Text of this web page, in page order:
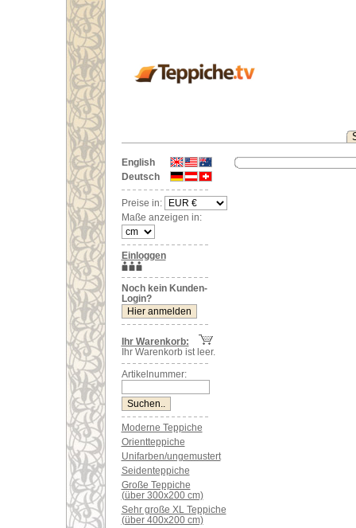
English
Deutsch
Preise in:
Maße anzeigen in:
Einloggen
Noch kein Kunden-
Login?
Ihr Warenkorb:
Ihr Warenkorb ist leer.
Artikelnummer:
Moderne Teppiche
Orientteppiche
Unifarben/ungemustert
Seidenteppiche
Große Teppiche
(über 300x200 cm)
Sehr große XL Teppiche
(über 400x200 cm)